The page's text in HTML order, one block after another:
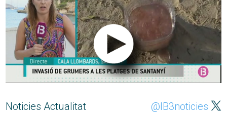
Noticies Actualitat @IB3noticies